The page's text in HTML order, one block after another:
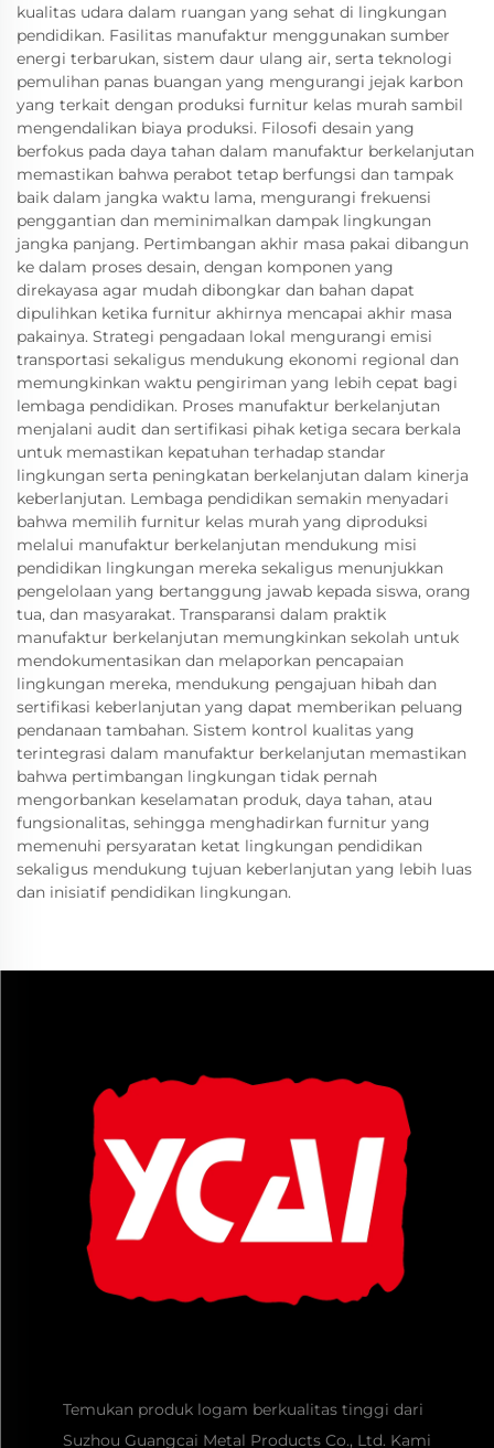
kualitas udara dalam ruangan yang sehat di lingkungan
pendidikan. Fasilitas manufaktur menggunakan sumber
energi terbarukan, sistem daur ulang air, serta teknologi
pemulihan panas buangan yang mengurangi jejak karbon
yang terkait dengan produksi furnitur kelas murah sambil
mengendalikan biaya produksi. Filosofi desain yang
berfokus pada daya tahan dalam manufaktur berkelanjutan
memastikan bahwa perabot tetap berfungsi dan tampak
baik dalam jangka waktu lama, mengurangi frekuensi
penggantian dan meminimalkan dampak lingkungan
jangka panjang. Pertimbangan akhir masa pakai dibangun
ke dalam proses desain, dengan komponen yang
direkayasa agar mudah dibongkar dan bahan dapat
dipulihkan ketika furnitur akhirnya mencapai akhir masa
pakainya. Strategi pengadaan lokal mengurangi emisi
transportasi sekaligus mendukung ekonomi regional dan
memungkinkan waktu pengiriman yang lebih cepat bagi
lembaga pendidikan. Proses manufaktur berkelanjutan
menjalani audit dan sertifikasi pihak ketiga secara berkala
untuk memastikan kepatuhan terhadap standar
lingkungan serta peningkatan berkelanjutan dalam kinerja
keberlanjutan. Lembaga pendidikan semakin menyadari
bahwa memilih furnitur kelas murah yang diproduksi
melalui manufaktur berkelanjutan mendukung misi
pendidikan lingkungan mereka sekaligus menunjukkan
pengelolaan yang bertanggung jawab kepada siswa, orang
tua, dan masyarakat. Transparansi dalam praktik
manufaktur berkelanjutan memungkinkan sekolah untuk
mendokumentasikan dan melaporkan pencapaian
lingkungan mereka, mendukung pengajuan hibah dan
sertifikasi keberlanjutan yang dapat memberikan peluang
pendanaan tambahan. Sistem kontrol kualitas yang
terintegrasi dalam manufaktur berkelanjutan memastikan
bahwa pertimbangan lingkungan tidak pernah
mengorbankan keselamatan produk, daya tahan, atau
fungsionalitas, sehingga menghadirkan furnitur yang
memenuhi persyaratan ketat lingkungan pendidikan
sekaligus mendukung tujuan keberlanjutan yang lebih luas
dan inisiatif pendidikan lingkungan.
Temukan produk logam berkualitas tinggi dari
Suzhou Guangcai Metal Products Co., Ltd. Kami